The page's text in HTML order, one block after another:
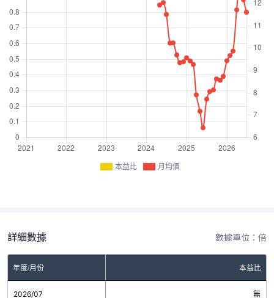
本益比 月均價
詳細數據 數據單位：倍
年度/月份 本益比
2026/07 無